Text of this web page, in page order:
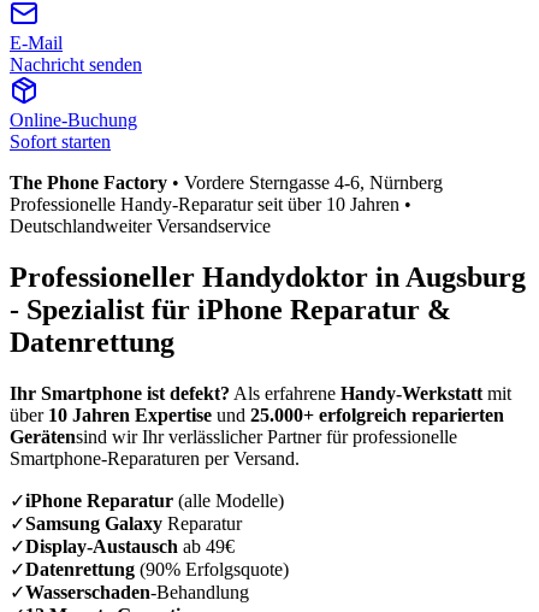
E-Mail
Nachricht senden
Online-Buchung
Sofort starten
The Phone Factory • Vordere Sterngasse 4-6, Nürnberg
Professionelle Handy-Reparatur seit über 10 Jahren •
Deutschlandweiter Versandservice
Professioneller Handydoktor inAugsburg
- Spezialist für iPhone Reparatur &
Datenrettung
Ihr Smartphone ist defekt? Als erfahrene Handy-Werkstatt mit
über10 Jahren Expertise und 25.000+ erfolgreich reparierten
Gerätensind wir Ihr verlässlicher Partner für professionelle
Smartphone-Reparaturen per Versand.
✓iPhone Reparatur (alle Modelle)
✓Samsung Galaxy Reparatur
✓Display-Austausch ab 49€
✓Datenrettung (90% Erfolgsquote)
✓Wasserschaden-Behandlung